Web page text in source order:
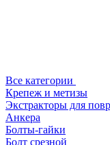
Все категории
Крепеж и метизы
Экстракторы для
Анкера
Болты-гайки
Болт срезной